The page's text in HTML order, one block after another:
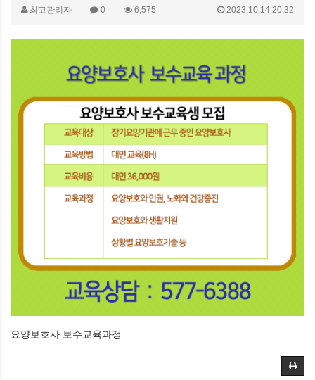
최고관리자 0 6,575 2023.10.14 20:32
요양보호사 보수교육과정